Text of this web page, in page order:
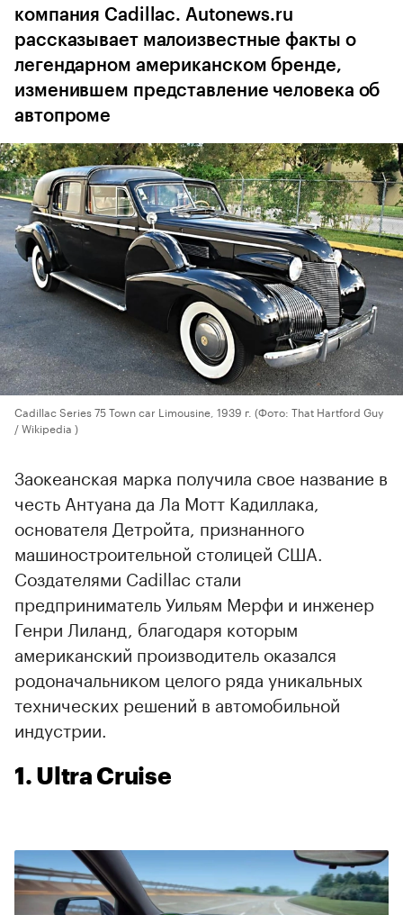
компания Cadillac. Autonews.ru
рассказывает малоизвестные факты о
легендарном американском бренде,
изменившем представление человека об
автопроме
Cadillac Series 75 Town car Limousine, 1939 г. (Фото: That Hartford Guy
/ Wikipedia )
Заокеанская марка получила свое название в
честь Антуана да Ла Мотт Кадиллака,
основателя Детройта, признанного
машиностроительной столицей США.
Создателями Cadillac стали
предприниматель Уильям Мерфи и инженер
Генри Лиланд, благодаря которым
американский производитель оказался
родоначальником целого ряда уникальных
технических решений в автомобильной
индустрии.
1. Ultra Cruise